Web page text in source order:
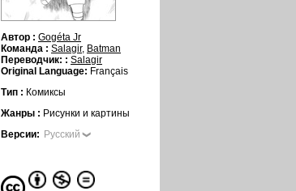
Автор : Gogéta Jr
Команда : Salagir, Batman
Переводчик: : Salagir
Original Language: Français
Тип : Комиксы
Жанры : Рисунки и картины
Версии: Русский